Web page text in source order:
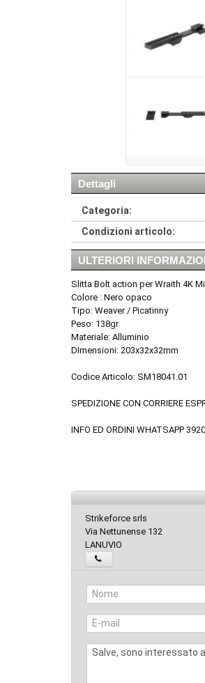
Dettagli
Categoria:
Condizioni articolo:
ULTERIORI
Slitta Bolt action per Wraith 4K
Colore : Nero opaco
Tipo: Weaver / Picatinny
Peso: 138gr
Materiale: Alluminio
DImensioni: 203x32x32mm
Codice Articolo: SM18041.01
SPEDIZIONE CON CORRIERE
INFO ED ORDINI WHATSAPP
Strikeforce srls
Via Nettunense 132
LANUVIO